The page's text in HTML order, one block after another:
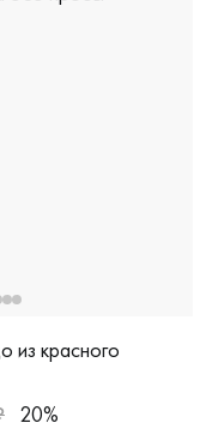
из красного
20%